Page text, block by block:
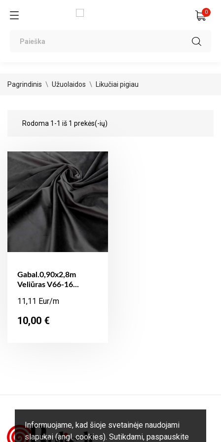
Informuojame, kad šioje svetainėje naudojami
slapukai (angl. cookies). Sutikdami, paspauskite
0
Pagrindinis Užuolaidos Likučiai pigiau
Rodoma 1-1 iš 1 prekės(-ių)
Gabal.0,90x2,8m
Veliūras V66-16...
11,11 Eur/m
Kaina
10,00 €